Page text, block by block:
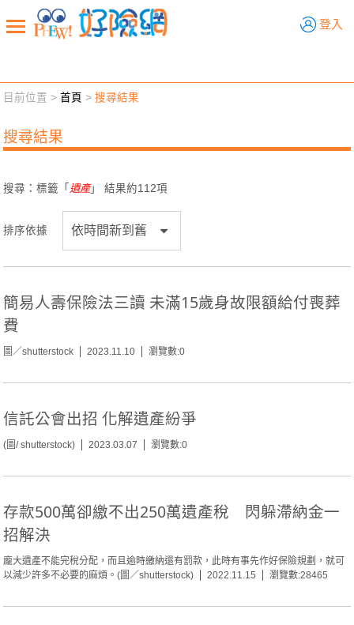
登入
新聞觀點 業務交流
退休先準備 好險學堂 輔銷工具 活動專區
目前位置 >首頁 >搜尋結果
搜尋結果
搜尋：標籤「 遺產」 結果約112項
排序依據
簡易人壽保險法三讀 未滿15歲身故限額給付喪葬
費
圖／shutterstock 2023.11.10 瀏覽數:0
信託公會出招 化解遺產紛爭
(圖/ shutterstock) 2023.03.07 瀏覽數:0
存款500萬卻繳不出250萬遺產稅 閃躲滯納金一
招解決
龐大遺產不能完稅分配，而且逾時繳納還有罰款，此時有事先作好保險規劃，就可
以減少許多不必要的麻煩。(圖／shutterstock)
2022.11.15 瀏覽數:28465